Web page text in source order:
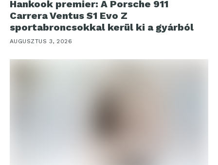
Hankook premier: A Porsche 911
Carrera Ventus S1 Evo Z
sportabroncsokkal kerül ki a gyárból
AUGUSZTUS 3, 2026